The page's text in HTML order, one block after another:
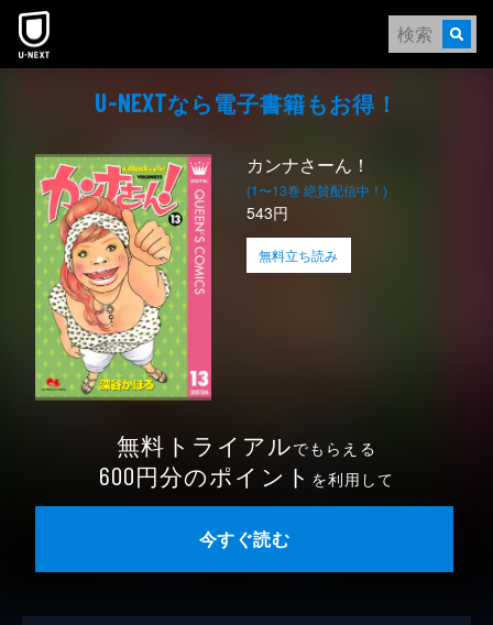
本文へスキップ
U-NEXTなら電⼦書籍もお得！
カンナさーん！
(1〜13巻 絶賛配信中！)
543円
無料立ち読み
無料トライアルでもらえる
600円分のポイント を利用して
今すぐ読む